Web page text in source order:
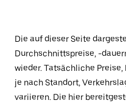
Die auf dieser Seite
Durchschnittspreise, -
wieder. Tatsächliche
je nach Standort,
variieren. Die hier